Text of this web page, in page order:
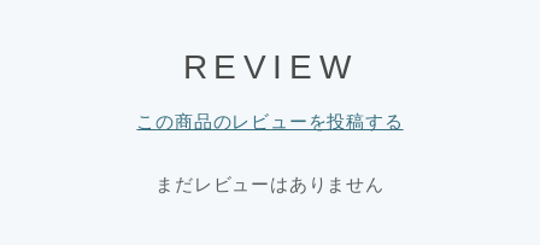
REVIEW
この商品のレビューを投稿する
まだレビューはありません